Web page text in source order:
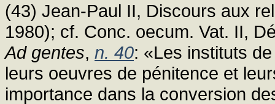
(43) Jean-Paul II, Discours aux
1980); cf. Conc. oecum. Vat. II,
Ad gentes, n. 40: «Les instituts
leurs oeuvres de pénitence et
importance dans la conversion